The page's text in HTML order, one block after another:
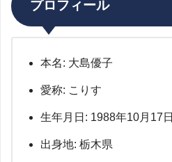
プロフィール
本名: 大島優子
愛称: こりす
生年月日: 1988年10月17日
出身地: 栃木県